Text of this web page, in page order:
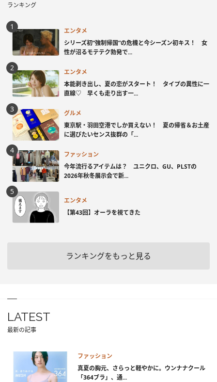
ランキング
エンタメ
シリーズ初“強制帰国”の危機と今シーズン初キス！ 女
性が沼るモテテク勃発で...
エンタメ
本能剥き出し、夏の恋がスタート！ タイプの異性に一
直線♡ 早くも走り出す一...
グルメ
東京駅・羽田空港でしか買えない！ 夏の帰省＆お土産
に選びたいセンス抜群の「...
ファッション
今年流行るアイテムは？ ユニクロ、GU、PLSTの
2026年秋冬展示会で新...
エンタメ
【第43回】オーラを視てきた
ランキングをもっと見る
LATEST
最新の記事
ファッション
真夏の胸元、さらっと軽やかに。ウンナナクール
「364ブラ」、通...